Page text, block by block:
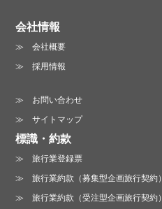
会社情報
会社概要
採用情報
お問い合わせ
サイトマップ
標識・約款
旅行業登録票
旅行業約款（募集型企画旅行契約）
旅行業約款（受注型企画旅行契約）